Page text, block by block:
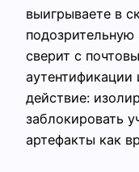
выигрываете в
подозрительную
сверит с
действие:
заблокировать
артефакты как